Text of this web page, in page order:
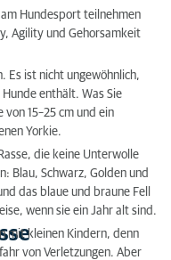
Hundesport teilnehmen
Agility und Gehorsamkeit
Es ist nicht ungewöhnlich,
enthält. Was Sie
15–25 cm und ein
Yorkie.
die keine Unterwolle
Blau, Schwarz, Golden und
das blaue und braune Fell
wenn sie ein Jahr alt sind.
mit kleinen Kindern, denn
von Verletzungen. Aber